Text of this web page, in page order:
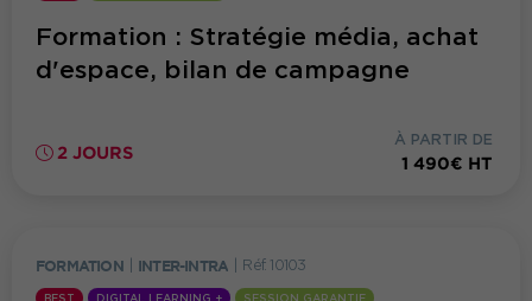
Formation : Stratégie média, achat
d'espace, bilan de campagne
2 JOURS
À PARTIR DE
1 490€ HT
FORMATION INTER-INTRA Réf. 10103
BEST DIGITAL LEARNING + SESSION GARANTIE